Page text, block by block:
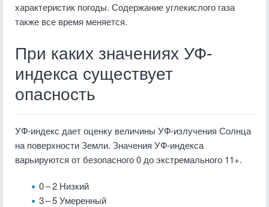
характеристик погоды. Содержание углекислого газа
также все время меняется.
При каких значениях УФ-
индекса существует
опасность
УФ-индекс дает оценку величины УФ-излучения Солнца
на поверхности Земли. Значения УФ-индекса
варьируются от безопасного 0 до экстремального 11+.
0 – 2 Низкий
3 – 5 Умеренный